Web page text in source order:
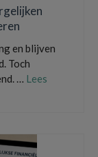
en blijven
Toch
… Lees